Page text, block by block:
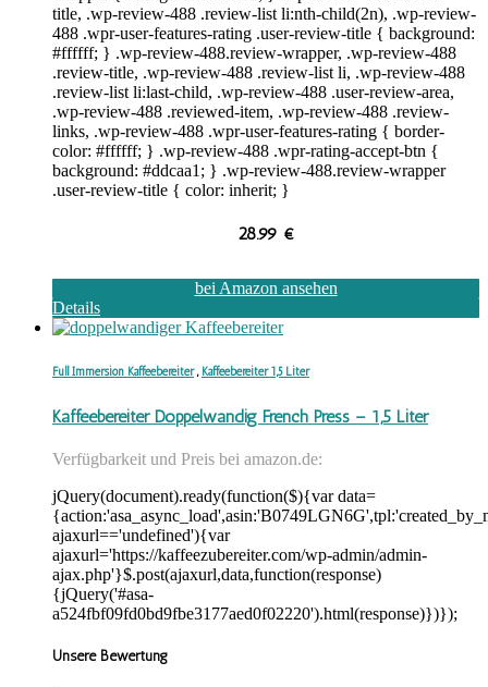
title, .wp-review-488 .review-list li:nth-child(2n), .wp-review-
488 .wpr-user-features-rating .user-review-title { background:
#ffffff; } .wp-review-488.review-wrapper, .wp-review-488
.review-title, .wp-review-488 .review-list li, .wp-review-488
.review-list li:last-child, .wp-review-488 .user-review-area,
.wp-review-488 .reviewed-item, .wp-review-488 .review-
links, .wp-review-488 .wpr-user-features-rating { border-
color: #ffffff; } .wp-review-488 .wpr-rating-accept-btn {
background: #ddcaa1; } .wp-review-488.review-wrapper
.user-review-title { color: inherit; }
28.99 €
bei Amazon ansehen
Details
Full Immersion Kaffeebereiter, Kaffeebereiter 1,5 Liter
Kaffeebereiter Doppelwandig French Press – 1,5 Liter
Verfügbarkeit und Preis bei amazon.de:
jQuery(document).ready(function($){var data=
ajaxurl=='undefined'){var
ajaxurl='https://kaffeezubereiter.com/wp-admin/admin-
ajax.php'}$.post(ajaxurl,data,function(response)
{jQuery('#asa-
a524fbf09fd0bd9fbe3177aed0f02220').html(response)})});
Unsere Bewertung